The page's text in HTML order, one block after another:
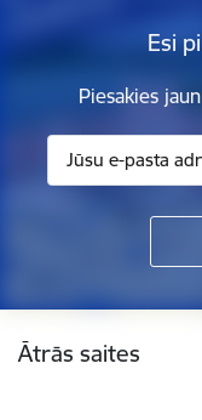
Esi
Piesakies
Ātrās saites